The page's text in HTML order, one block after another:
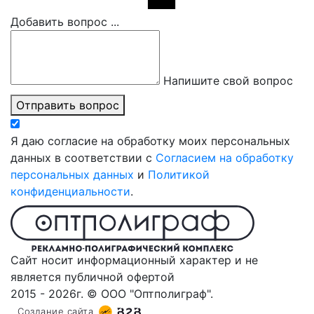
Добавить вопрос ...
Напишите свой вопрос
Отправить вопрос
Я даю согласие на обработку моих персональных
данных в соответствии с Согласием на обработку
персональных данных и Политикой
конфиденциальности.
Сайт носит информационный характер и не
является публичной офертой
2015 - 2026г. © ООО "Оптполиграф".
Создание сайта